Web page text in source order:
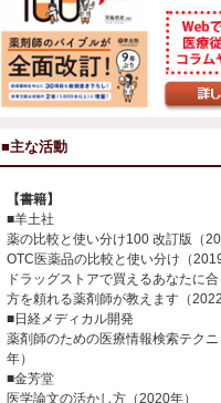
■主な活動
【書籍】
■羊土社
薬の比較と使い分け100 改訂版（
OTC医薬品の比較と使い分け（2019
ドラッグストアで買えるあなたに
方を頼れる薬剤師が教えます（2022
■日経メディカル開発
薬剤師のための医療情報検索テク
年）
■金芳堂
医学論文の活かし方（2020年）